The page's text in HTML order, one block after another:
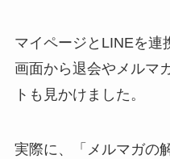
マイページとLINEを連
画面から退会やメルマ
トも見かけました。
実際に、「メルマガの